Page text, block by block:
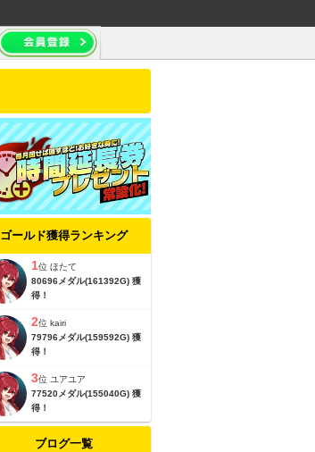
ゴールド獲得ランキング
1位 ほたて
80696メダル(161392G) 獲
得！
2位 kairi
79796メダル(159592G) 獲
得！
3位 ユアユア
77520メダル(155040G) 獲
得！
ブログ一覧